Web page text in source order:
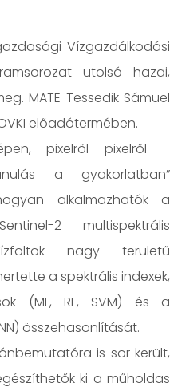
Vízgazdálkodási
utolsó hazai,
MATE Tessedik Sámuel
előadótermében.
pixelről pixelről –
a gyakorlatban”
alkalmazhatók a
2 multispektrális
nagy területű
a spektrális indexek,
(ML, RF, SVM) és a
összehasonlítását.
is sor került,
ki a műholdas